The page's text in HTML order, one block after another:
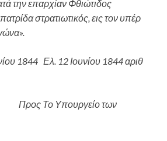
την επαρχίαν Φθιώτιδος
στρατιωτικός, εις τον υπέρ
1844 Ελ. 12 Ιουνίου 1844 αριθ
Το Υπουργείο των